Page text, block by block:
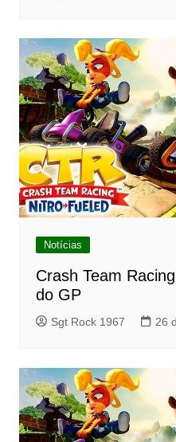
Notícias
Crash Team
do GP
Sgt Rock 1967 26